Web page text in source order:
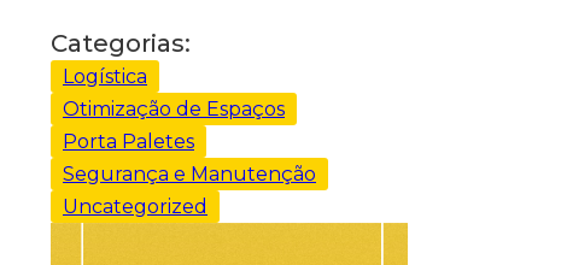
Categorias:
Logística
Otimização de Espaços
Porta Paletes
Segurança e Manutenção
Uncategorized